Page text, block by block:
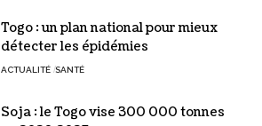
Togo : un plan national pour mieux
détecter les épidémies
ACTUALITÉ SANTÉ
Soja : le Togo vise 300 000 tonnes